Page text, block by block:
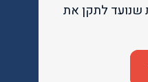
שנועד לתקן את